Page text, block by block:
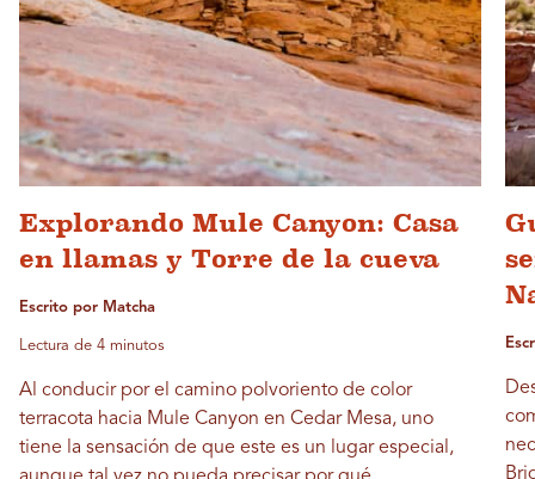
Explorando Mule Canyon: Casa
en llamas y Torre de la cueva
Escrito por Matcha
Lectura de 4 minutos
Al conducir por el camino polvoriento de color
terracota hacia Mule Canyon en Cedar Mesa, uno
tiene la sensación de que este es un lugar especial,